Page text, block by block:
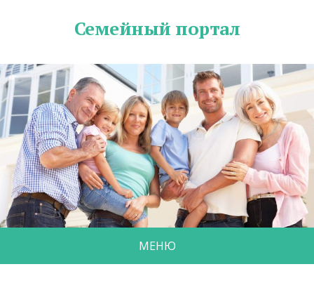
Семейный портал
МЕНЮ